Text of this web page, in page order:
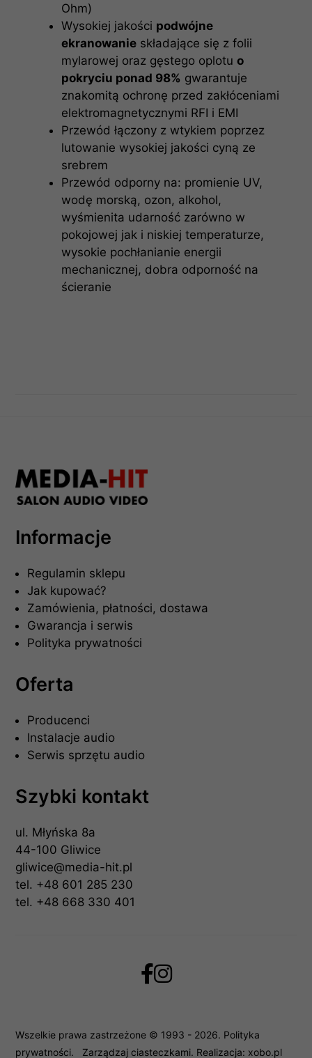
Ohm)
Wysokiej jakości podwójne
ekranowanieskładające się z folii
mylarowej oraz gęstego oplotu o
pokryciu ponad 98% gwarantuje
znakomitą ochronę przed zakłóceniami
elektromagnetycznymi RFI i EMI
Przewód łączony z wtykiem poprzez
lutowanie wysokiej jakości cyną ze
srebrem
Przewód odporny na: promienie UV,
wodę morską, ozon, alkohol,
wyśmienita udarność zarówno w
pokojowej jak i niskiej temperaturze,
wysokie pochłanianie energii
mechanicznej, dobra odporność na
ścieranie
Informacje
Regulamin sklepu
Jak kupować?
Zamówienia, płatności, dostawa
Gwarancja i serwis
Polityka prywatności
Oferta
Producenci
Instalacje audio
Serwis sprzętu audio
Szybki kontakt
ul. Młyńska 8a
44-100 Gliwice
gliwice@media-hit.pl
tel. +48 601 285 230
tel. +48 668 330 401
Wszelkie prawa zastrzeżone © 1993 - 2026. Polityka
prywatności. Zarządzaj ciasteczkami. Realizacja: xobo.pl